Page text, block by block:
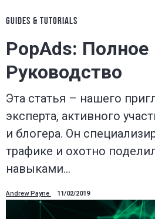
GUIDES & TUTORIALS
PopAds: Полное
Руководство
Эта статья – нашего
эксперта, активного
и блогера. Он
трафике и охотно
навыками…
Andrew Payne 11/02/2019